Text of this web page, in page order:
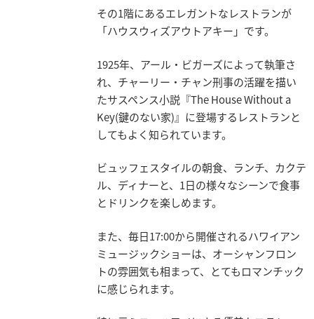
その1階にあるエレガントなレストランが
「ハウスウィズアウトアキー」です。
1925年、アール・ビガーズによって執筆さ
れ、チャーリー・チャン刑事の活躍を描い
たサスペンス小説『The House Without a
Key(鍵のない家)』に登場するレストランと
してもよく知られています。
ビュッフェスタイルの朝食、ランチ、カクテ
ル、ディナーと、1日の様々なシーンで食事
とドリンクを楽しめます。
また、毎日17:00から開催されるハワイアン
ミュージックショーは、オーシャンフロン
トの雰囲気も相まって、とてもロマンチック
に感じられます。